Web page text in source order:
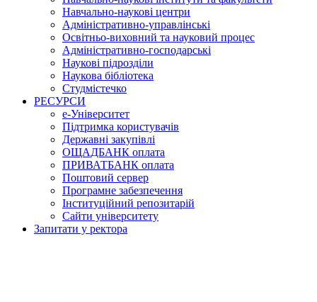
Навчально-наукові центри
Адміністративно-управлінські
Освітньо-виховний та науковий процес
Адміністративно-господарські
Наукові підрозділи
Наукова бібліотека
Студмістечко
РЕСУРСИ
е-Університет
Підтримка користувачів
Державні закупівлі
ОЩАДБАНК оплата
ПРИВАТБАНК оплата
Поштовий сервер
Програмне забезпечення
Інституційний репозитарій
Сайти університету
Запитати у ректора